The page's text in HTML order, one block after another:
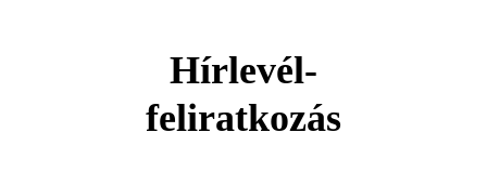
Hírlevél-
feliratkozás